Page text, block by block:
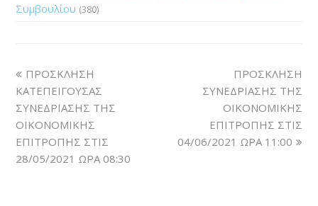
Συμβουλίου (380)
ΠΡΟΣΚΛΗΣΗ
ΚΑΤΕΠΕΙΓΟΥΣΑΣ
ΣΥΝΕΔΡΙΑΣΗΣ ΤΗΣ
ΟΙΚΟΝΟΜΙΚΗΣ
ΕΠΙΤΡΟΠΗΣ ΣΤΙΣ
28/05/2021 ΩΡΑ 08:30
ΠΡΟΣΚΛΗΣΗ
ΣΥΝΕΔΡΙΑΣΗΣ ΤΗΣ
ΟΙΚΟΝΟΜΙΚΗΣ
ΕΠΙΤΡΟΠΗΣ ΣΤΙΣ
04/06/2021 ΩΡΑ 11:00